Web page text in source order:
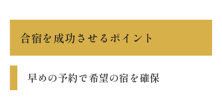
合宿を成功させるポイント
早めの予約で希望の宿を確保